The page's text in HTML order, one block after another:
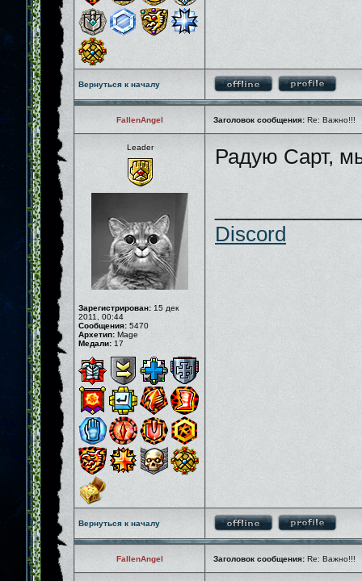
Вернуться к началу
FallenAngel Заголовок сообщения: Re: Важно!!!
Leader
Зарегистрирован: 15 дек
2011, 00:44
Сообщения: 5470
Архетип: Mage
Медали: 17
Радую Сарт,
Discord
Вернуться к началу
FallenAngel Заголовок сообщения: Re: Важно!!!